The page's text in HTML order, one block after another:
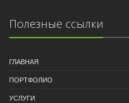
Полезные ссылки
ГЛАВНАЯ
ПОРТФОЛИО
УСЛУГИ